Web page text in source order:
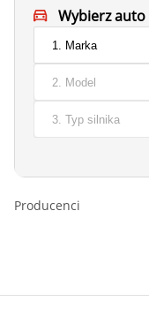
Wybierz auto
Producenci